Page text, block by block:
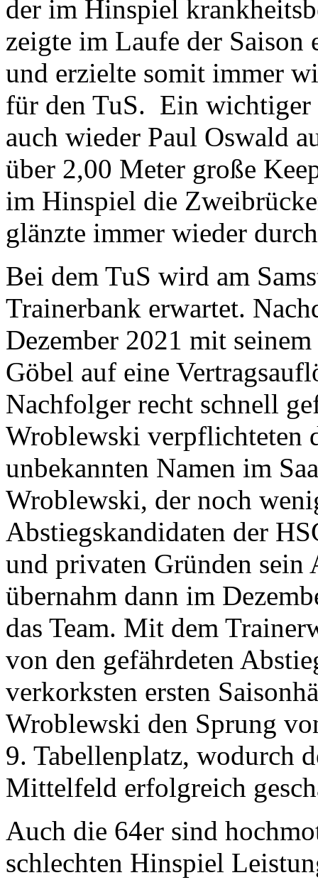
der im Hinspiel
zeigte im Laufe der Saison
und erzielte somit immer
für den TuS. Ein
auch wieder Paul Oswald
über 2,00 Meter große
im Hinspiel die
glänzte immer wieder
Bei dem TuS wird am
Trainerbank erwartet.
Dezember 2021 mit
Göbel auf eine
Nachfolger recht schnell
Wroblewski verpflichteten
unbekannten Namen im
Wroblewski, der noch
Abstiegskandidaten der
und privaten Gründen
übernahm dann im
das Team. Mit dem
von den gefährdeten
verkorksten ersten
Wroblewski den Sprung
9. Tabellenplatz, wodurch
Mittelfeld erfolgreich
Auch die 64er sind
schlechten Hinspiel